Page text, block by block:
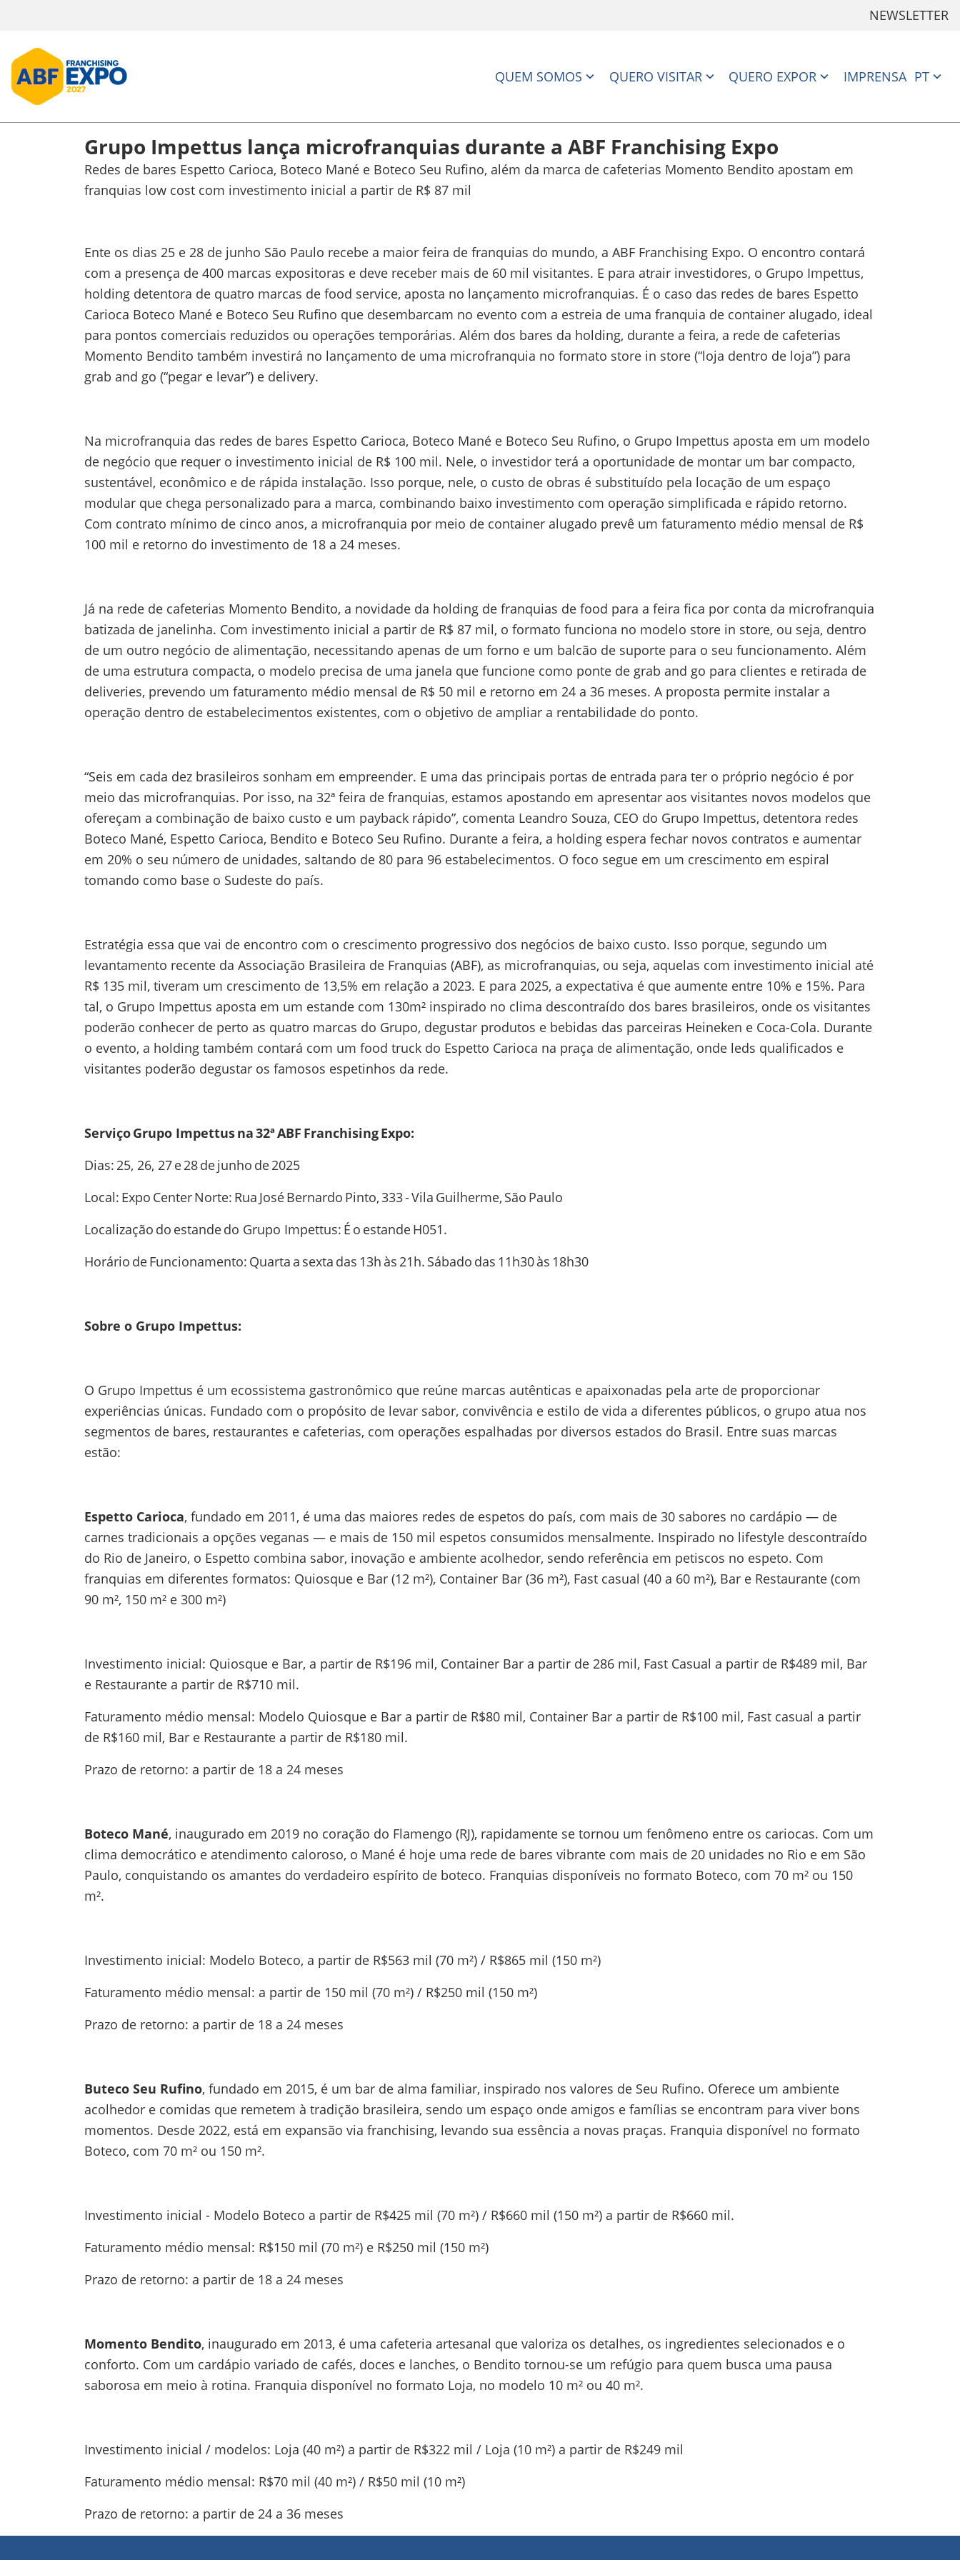
NEWSLETTER
QUEM SOMOS QUERO VISITAR QUERO EXPOR IMPRENSA PT
Grupo Impettus lança microfranquias durante a ABF Franchising Expo
Redes de bares Espetto Carioca, Boteco Mané e Boteco Seu Rufino, além da marca de cafeterias Momento Bendito apostam em
franquias low cost com investimento inicial a partir de R$ 87 mil
Ente os dias 25 e 28 de junho São Paulo recebe a maior feira de franquias do mundo, a ABF Franchising Expo. O encontro contará
com a presença de 400 marcas expositoras e deve receber mais de 60 mil visitantes. E para atrair investidores, o Grupo Impettus,
holding detentora de quatro marcas de food service, aposta no lançamento microfranquias. É o caso das redes de bares Espetto
Carioca Boteco Mané e Boteco Seu Rufino que desembarcam no evento com a estreia de uma franquia de container alugado, ideal
para pontos comerciais reduzidos ou operações temporárias. Além dos bares da holding, durante a feira, a rede de cafeterias
Momento Bendito também investirá no lançamento de uma microfranquia no formato store in store (“loja dentro de loja”) para
grab and go (“pegar e levar”) e delivery.
Na microfranquia das redes de bares Espetto Carioca, Boteco Mané e Boteco Seu Rufino, o Grupo Impettus aposta em um modelo
de negócio que requer o investimento inicial de R$ 100 mil. Nele, o investidor terá a oportunidade de montar um bar compacto,
sustentável, econômico e de rápida instalação. Isso porque, nele, o custo de obras é substituído pela locação de um espaço
modular que chega personalizado para a marca, combinando baixo investimento com operação simplificada e rápido retorno.
Com contrato mínimo de cinco anos, a microfranquia por meio de container alugado prevê um faturamento médio mensal de R$
100 mil e retorno do investimento de 18 a 24 meses.
Já na rede de cafeterias Momento Bendito, a novidade da holding de franquias de food para a feira fica por conta da microfranquia
batizada de janelinha. Com investimento inicial a partir de R$ 87 mil, o formato funciona no modelo store in store, ou seja, dentro
de um outro negócio de alimentação, necessitando apenas de um forno e um balcão de suporte para o seu funcionamento. Além
de uma estrutura compacta, o modelo precisa de uma janela que funcione como ponte de grab and go para clientes e retirada de
deliveries, prevendo um faturamento médio mensal de R$ 50 mil e retorno em 24 a 36 meses. A proposta permite instalar a
operação dentro de estabelecimentos existentes, com o objetivo de ampliar a rentabilidade do ponto.
“Seis em cada dez brasileiros sonham em empreender. E uma das principais portas de entrada para ter o próprio negócio é por
meio das microfranquias. Por isso, na 32ª feira de franquias, estamos apostando em apresentar aos visitantes novos modelos que
ofereçam a combinação de baixo custo e um payback rápido”, comenta Leandro Souza, CEO do Grupo Impettus, detentora redes
Boteco Mané, Espetto Carioca, Bendito e Boteco Seu Rufino. Durante a feira, a holding espera fechar novos contratos e aumentar
em 20% o seu número de unidades, saltando de 80 para 96 estabelecimentos. O foco segue em um crescimento em espiral
tomando como base o Sudeste do país.
Estratégia essa que vai de encontro com o crescimento progressivo dos negócios de baixo custo. Isso porque, segundo um
levantamento recente da Associação Brasileira de Franquias (ABF), as microfranquias, ou seja, aquelas com investimento inicial até
R$ 135 mil, tiveram um crescimento de 13,5% em relação a 2023. E para 2025, a expectativa é que aumente entre 10% e 15%. Para
tal, o Grupo Impettus aposta em um estande com 130m² inspirado no clima descontraído dos bares brasileiros, onde os visitantes
poderão conhecer de perto as quatro marcas do Grupo, degustar produtos e bebidas das parceiras Heineken e Coca-Cola. Durante
o evento, a holding também contará com um food truck do Espetto Carioca na praça de alimentação, onde leds qualificados e
visitantes poderão degustar os famosos espetinhos da rede.
Serviço Grupo Impettus na 32ª ABF Franchising Expo:
Dias: 25, 26, 27 e 28 de junho de 2025
Local: Expo Center Norte: Rua José Bernardo Pinto, 333 - Vila Guilherme, São Paulo
Localização do estande do Grupo Impettus: É o estande H051.
Horário de Funcionamento: Quarta a sexta das 13h às 21h. Sábado das 11h30 às 18h30
Sobre o Grupo Impettus:
O Grupo Impettus é um ecossistema gastronômico que reúne marcas autênticas e apaixonadas pela arte de proporcionar
experiências únicas. Fundado com o propósito de levar sabor, convivência e estilo de vida a diferentes públicos, o grupo atua nos
segmentos de bares, restaurantes e cafeterias, com operações espalhadas por diversos estados do Brasil. Entre suas marcas
estão:
Espetto Carioca, fundado em 2011, é uma das maiores redes de espetos do país, com mais de 30 sabores no cardápio — de
carnes tradicionais a opções veganas — e mais de 150 mil espetos consumidos mensalmente. Inspirado no lifestyle descontraído
do Rio de Janeiro, o Espetto combina sabor, inovação e ambiente acolhedor, sendo referência em petiscos no espeto. Com
franquias em diferentes formatos: Quiosque e Bar (12 m²), Container Bar (36 m²), Fast casual (40 a 60 m²), Bar e Restaurante (com
90 m², 150 m² e 300 m²)
Investimento inicial: Quiosque e Bar, a partir de R$196 mil, Container Bar a partir de 286 mil, Fast Casual a partir de R$489 mil, Bar
e Restaurante a partir de R$710 mil.
Faturamento médio mensal: Modelo Quiosque e Bar a partir de R$80 mil, Container Bar a partir de R$100 mil, Fast casual a partir
de R$160 mil, Bar e Restaurante a partir de R$180 mil.
Prazo de retorno: a partir de 18 a 24 meses
Boteco Mané, inaugurado em 2019 no coração do Flamengo (RJ), rapidamente se tornou um fenômeno entre os cariocas. Com um
clima democrático e atendimento caloroso, o Mané é hoje uma rede de bares vibrante com mais de 20 unidades no Rio e em São
Paulo, conquistando os amantes do verdadeiro espírito de boteco. Franquias disponíveis no formato Boteco, com 70 m² ou 150
m².
Investimento inicial: Modelo Boteco, a partir de R$563 mil (70 m²) / R$865 mil (150 m²)
Faturamento médio mensal: a partir de 150 mil (70 m²) / R$250 mil (150 m²)
Prazo de retorno: a partir de 18 a 24 meses
Buteco Seu Rufino, fundado em 2015, é um bar de alma familiar, inspirado nos valores de Seu Rufino. Oferece um ambiente
acolhedor e comidas que remetem à tradição brasileira, sendo um espaço onde amigos e famílias se encontram para viver bons
momentos. Desde 2022, está em expansão via franchising, levando sua essência a novas praças. Franquia disponível no formato
Boteco, com 70 m² ou 150 m².
Investimento inicial - Modelo Boteco a partir de R$425 mil (70 m²) / R$660 mil (150 m²) a partir de R$660 mil.
Faturamento médio mensal: R$150 mil (70 m²) e R$250 mil (150 m²)
Prazo de retorno: a partir de 18 a 24 meses
Momento Bendito, inaugurado em 2013, é uma cafeteria artesanal que valoriza os detalhes, os ingredientes selecionados e o
conforto. Com um cardápio variado de cafés, doces e lanches, o Bendito tornou-se um refúgio para quem busca uma pausa
saborosa em meio à rotina. Franquia disponível no formato Loja, no modelo 10 m² ou 40 m².
Investimento inicial / modelos: Loja (40 m²) a partir de R$322 mil / Loja (10 m²) a partir de R$249 mil
Faturamento médio mensal: R$70 mil (40 m²) / R$50 mil (10 m²)
Prazo de retorno: a partir de 24 a 36 meses